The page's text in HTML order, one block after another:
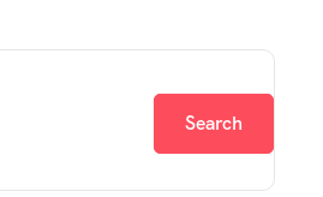
Search